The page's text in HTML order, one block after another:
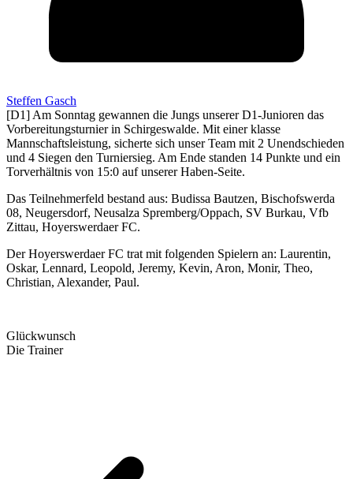
Steffen Gasch
[D1] Am Sonntag gewannen die Jungs unserer D1-Junioren das
Vorbereitungsturnier in Schirgeswalde. Mit einer klasse
Mannschaftsleistung, sicherte sich unser Team mit 2 Unendschieden
und 4 Siegen den Turniersieg. Am Ende standen 14 Punkte und ein
Torverhältnis von 15:0 auf unserer Haben-Seite.
Das Teilnehmerfeld bestand aus: Budissa Bautzen, Bischofswerda
08, Neugersdorf, Neusalza Spremberg/Oppach, SV Burkau, Vfb
Zittau, Hoyerswerdaer FC.
Der Hoyerswerdaer FC trat mit folgenden Spielern an: Laurentin,
Oskar, Lennard, Leopold, Jeremy, Kevin, Aron, Monir, Theo,
Christian, Alexander, Paul.
Glückwunsch
Die Trainer